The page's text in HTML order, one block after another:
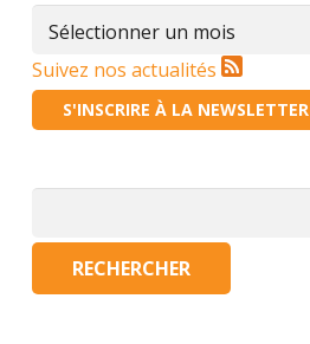
Archives
Suivez nos actualités
S'INSCRIRE À LA NEWSLETTER